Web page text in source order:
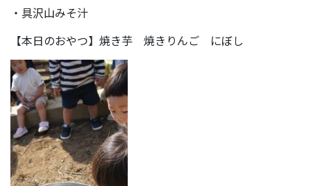
・具沢山みそ汁
【本日のおやつ】焼き芋 焼きりんご にぼし